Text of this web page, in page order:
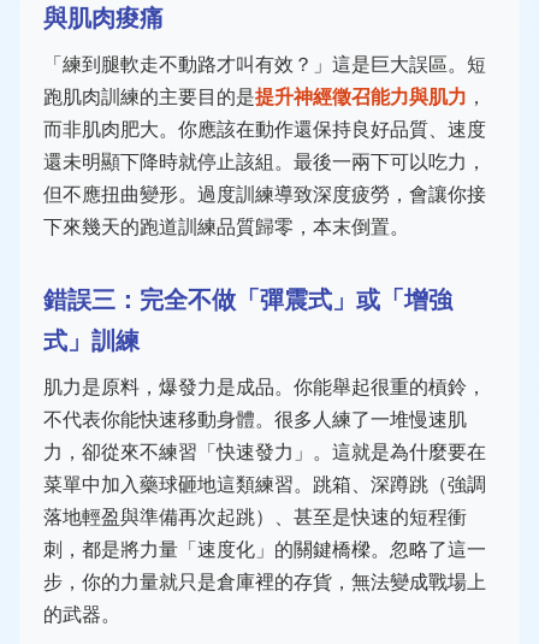
與肌肉痠痛
「練到腿軟走不動路才叫有效？」這是巨大誤區。短
跑肌肉訓練的主要目的是提升神經徵召能力與肌力 ，
而非肌肉肥大。你應該在動作還保持良好品質、速度
還未明顯下降時就停止該組。最後一兩下可以吃力，
但不應扭曲變形。過度訓練導致深度疲勞，會讓你接
下來幾天的跑道訓練品質歸零，本末倒置。
錯誤三：完全不做「彈震式」或「增強
式」訓練
肌力是原料，爆發力是成品。你能舉起很重的槓鈴，
不代表你能快速移動身體。很多人練了一堆慢速肌
力，卻從來不練習「快速發力」。這就是為什麼要在
菜單中加入藥球砸地這類練習。跳箱、深蹲跳（強調
落地輕盈與準備再次起跳）、甚至是快速的短程衝
刺，都是將力量「速度化」的關鍵橋樑。忽略了這一
步，你的力量就只是倉庫裡的存貨，無法變成戰場上
的武器。